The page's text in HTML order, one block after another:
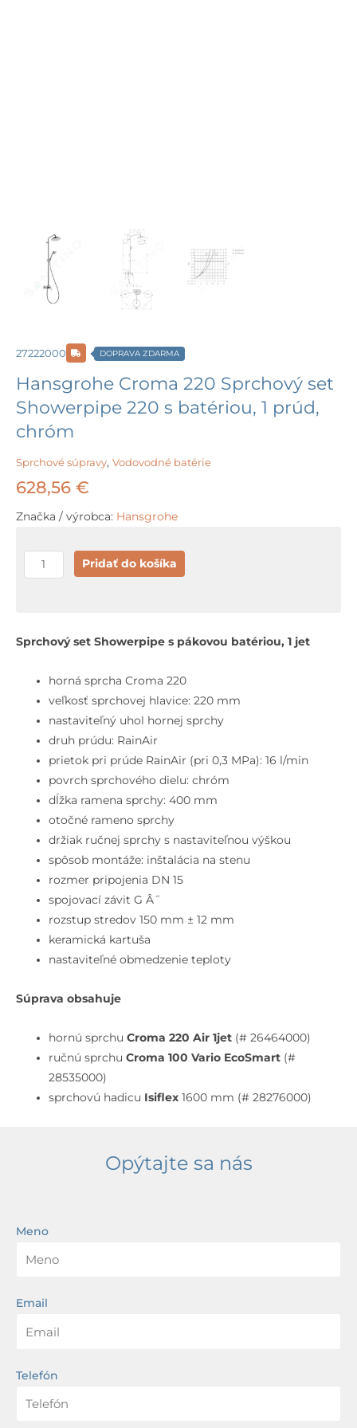
27222000 DOPRAVA ZDARMA
Hansgrohe Croma 220 Sprchový set
Showerpipe 220 s batériou, 1 prúd,
chróm
Sprchové súpravy, Vodovodné batérie
628,56 €
Značka / výrobca: Hansgrohe
množstvo
Hansgrohe
Sprchový
Showerpipe
220
batériou,
prúd,
chróm
Pridať do košíka
Sprchový set Showerpipe s pákovou batériou, 1 jet
horná sprcha Croma 220
veľkosť sprchovej hlavice: 220 mm
nastaviteľný uhol hornej sprchy
druh prúdu: RainAir
prietok pri prúde RainAir (pri 0,3 MPa): 16 l/min
povrch sprchového dielu: chróm
dĺžka ramena sprchy: 400 mm
otočné rameno sprchy
držiak ručnej sprchy s nastaviteľnou výškou
spôsob montáže: inštalácia na stenu
rozmer pripojenia DN 15
spojovací závit G Â˝
rozstup stredov 150 mm ± 12 mm
keramická kartuša
nastaviteľné obmedzenie teploty
Súprava obsahuje
hornú sprchuCroma 220 Air 1jet (# 26464000)
ručnú sprchuCroma 100 Vario EcoSmart (#
28535000)
sprchovú hadicu Isiflex 1600 mm (# 28276000)
Opýtajte sa nás
Meno
Email
Telefón